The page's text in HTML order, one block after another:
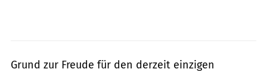
Grund zur Freude für den derzeit einzigen